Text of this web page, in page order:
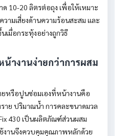
10-20 ลิตรต่อถุง เพื่อให้เหมาะ
ามเสี่ยงด้านความร้อนสะสม และ
เมื่อกระทุ้งอย่างถูกวิธี
างานง่ายกว่าการผสม
หรือปูนซ่อมเองที่หน้างานคือ
าย ปริมาณน้ำ การคละขนาดมวล
430 เป็นผลิตภัณฑ์ส่วนผสม
งานจึงควบคุมคุณภาพหลักด้วย